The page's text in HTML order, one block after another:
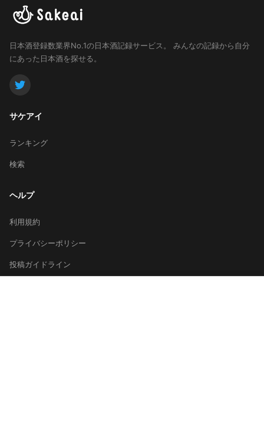
日本酒登録数業界No.1の日本酒記録サービス。
みんなの記録から自分
にあった日本酒を探せる。
サケアイ
ランキング
検索
ヘルプ
利用規約
プライバシーポリシー
投稿ガイドライン